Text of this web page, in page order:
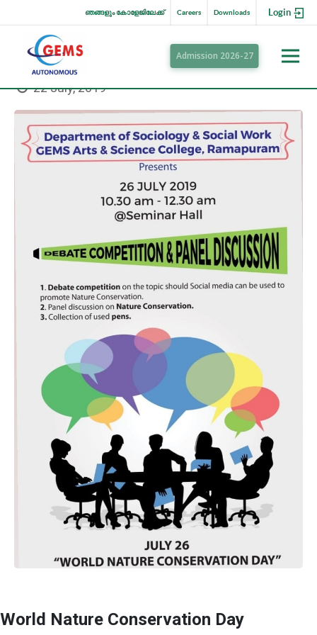
Login
Downloads
Careers
ഞങ്ങളും കോളേജിലേക്ക്
Admission 2026-27
World Nature Conservation Day
22 July, 2019